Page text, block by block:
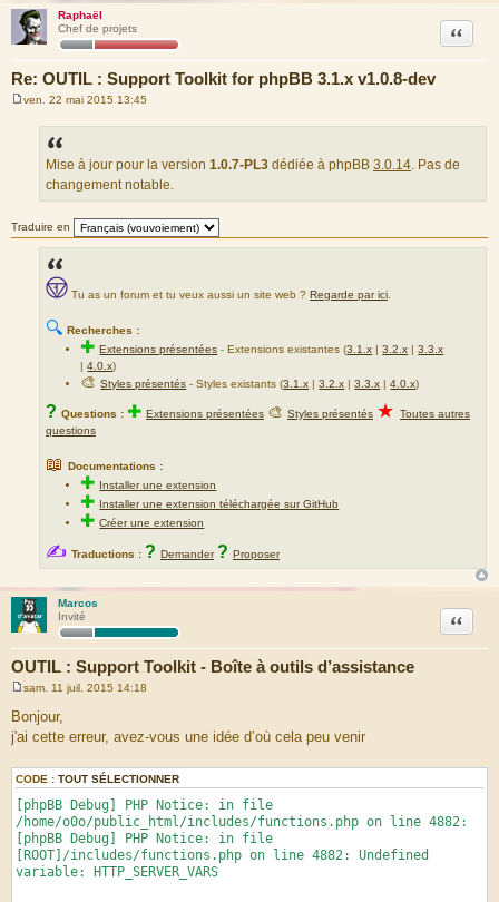
Raphaël
Chef de projets
Re: OUTIL : Support Toolkit for phpBB 3.1.x v1.0.8-dev
Citation
ven. 22 mai 2015 13:45
Mise à jour pour la version 1.0.7-PL3 dédiée à phpBB 3.0.14. Pas de
changement notable.
Traduire en
Tu as un forum et tu veux aussi un site web ? Regarde par ici
🔍 Recherches :
✚Extensions présentées -Extensions existantes (3.1.x |3.2.x |3.3.x
|4.0.x)
🎨Styles présentés - Styles existants (3.1.x |3.2.x |3.3.x |4.0.x)
? Questions : ✚ Extensions présentées 🎨 Styles présentés ★ Toutes autres
questions
📖 Documentations :
✚ Installer une extension
✚ Installer une extension téléchargée sur GitHub
✚Créer une extension
✍ Traductions : ? Demander ? Proposer
Marcos
Invité
OUTIL : Support Toolkit - Boîte à outils d’assistance
Citation
e
s
s
g
e
sam. 11 juil. 2015 14:18
Bonjour,
j'ai cette erreur, avez-vous une idée d’où cela peu venir
CODE : TOUT SÉLECTIONNER
[phpBB Debug] PHP Notice: in file
/home/o0o/public_html/includes/functions.php on line 4882:
[phpBB Debug] PHP Notice: in file
[ROOT]/includes/functions.php on line 4882: Undefined
variable: HTTP_SERVER_VARS